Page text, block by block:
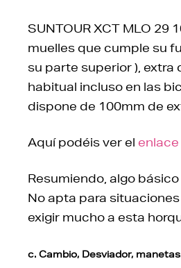
SUNTOUR XCT MLO 29
muelles que cumple su
su parte superior ),
habitual incluso en las
dispone de 100mm de
Aquí podéis ver el
Resumiendo, algo
No apta para
exigir mucho a esta
c. Cambio, Desviador,